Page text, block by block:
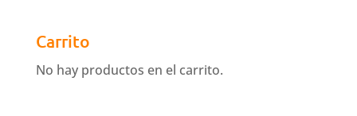
Carrito
No hay productos en el carrito.